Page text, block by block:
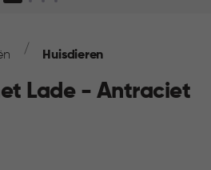
Huisdieren
Lade - Antraciet